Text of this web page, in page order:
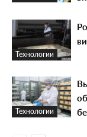
Технологии
Технологии